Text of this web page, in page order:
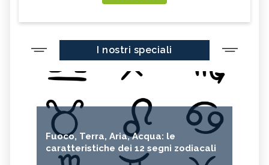
I nostri speciali
Fuoco, Terra, Aria, Acqua: le
caratteristiche dei 12 segni zodiacali